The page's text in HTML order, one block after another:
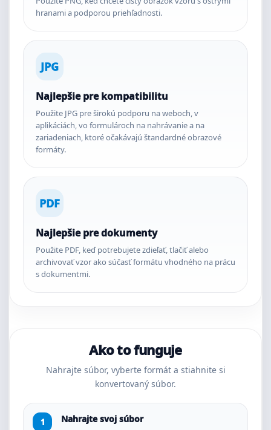
hranami a podporou priehľadnosti.
JPG
Najlepšie pre kompatibilitu
Použite JPG pre širokú podporu na weboch, v
aplikáciách, vo formulároch na nahrávanie a na
zariadeniach, ktoré očakávajú štandardné obrazové
formáty.
PDF
Najlepšie pre dokumenty
Použite PDF, keď potrebujete zdieľať, tlačiť alebo
archivovať vzor ako súčasť formátu vhodného na prácu
s dokumentmi.
Ako to funguje
Nahrajte súbor, vyberte formát a stiahnite si
konvertovaný súbor.
Nahrajte svoj súbor